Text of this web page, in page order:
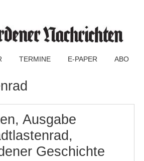
TERMINE E-PAPER ABO
Ausgabe
Geschichte